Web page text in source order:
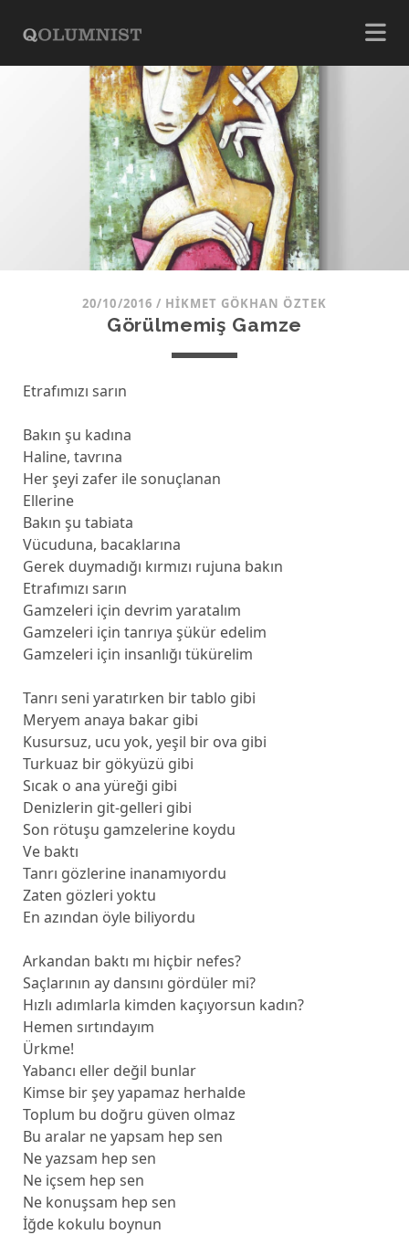
20/10/2016 / HIKMET GÖKHAN ÖZTEK
Görülmemiş Gamze
Etrafımızı sarın
Bakın şu kadına
Haline, tavrına
Her şeyi zafer ile sonuçlanan
Ellerine
Bakın şu tabiata
Vücuduna, bacaklarına
Gerek duymadığı kırmızı rujuna bakın
Etrafımızı sarın
Gamzeleri için devrim yaratalım
Gamzeleri için tanrıya şükür edelim
Gamzeleri için insanlığı tükürelim
Tanrı seni yaratırken bir tablo gibi
Meryem anaya bakar gibi
Kusursuz, ucu yok, yeşil bir ova gibi
Turkuaz bir gökyüzü gibi
Sıcak o ana yüreği gibi
Denizlerin git-gelleri gibi
Son rötuşu gamzelerine koydu
Ve baktı
Tanrı gözlerine inanamıyordu
Zaten gözleri yoktu
En azından öyle biliyordu
Arkandan baktı mı hiçbir nefes?
Saçlarının ay dansını gördüler mi?
Hızlı adımlarla kimden kaçıyorsun kadın?
Hemen sırtındayım
Ürkme!
Yabancı eller değil bunlar
Kimse bir şey yapamaz herhalde
Toplum bu doğru güven olmaz
Bu aralar ne yapsam hep sen
Ne yazsam hep sen
Ne içsem hep sen
Ne konuşsam hep sen
İğde kokulu boynun